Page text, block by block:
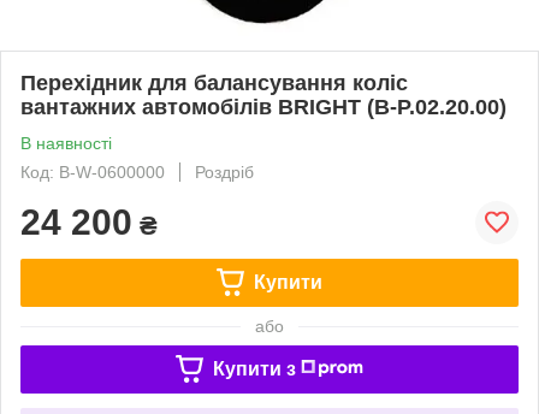
Перехідник для балансування коліс
вантажних автомобілів BRIGHT (B-P.02.20.00)
В наявності
Код: B-W-0600000
Роздріб
24 200 ₴
Купити
або
Купити з